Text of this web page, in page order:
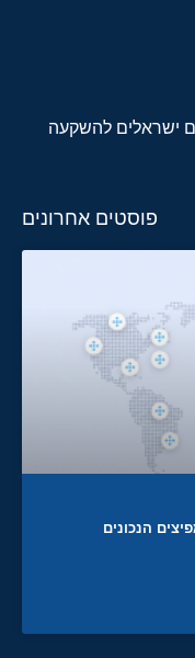
ישראלים להשקעה
פוסטים אחרונים
הנכונים